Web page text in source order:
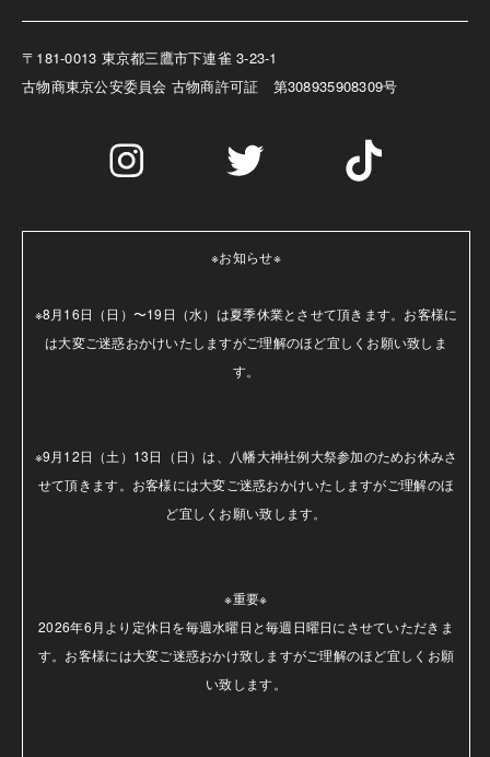
〒181-0013 東京都三鷹市下連雀 3-23-1
古物商東京公安委員会 古物商許可証 第308935908309号
※お知らせ※
※8月16日（日）〜19日（水）は夏季休業とさせて頂きます。お客様に
は大変ご迷惑おかけいたしますがご理解のほど宜しくお願い致しま
す。
※9月12日（土）13日（日）は、八幡大神社例大祭参加のためお休みさ
せて頂きます。お客様には大変ご迷惑おかけいたしますがご理解のほ
ど宜しくお願い致します。
※重要※
2026年6月より定休日を毎週水曜日と毎週日曜日にさせていただきま
す。お客様には大変ご迷惑おかけ致しますがご理解のほど宜しくお願
い致します。